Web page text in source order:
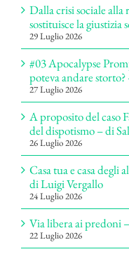
Dalla crisi sociale
sostituisce la
29 Luglio 2026
#03 Apocalypse
poteva andare
27 Luglio 2026
A proposito del caso
del dispotismo – di
26 Luglio 2026
Casa tua e casa degli
di Luigi Vergallo
24 Luglio 2026
Via libera ai predoni
22 Luglio 2026